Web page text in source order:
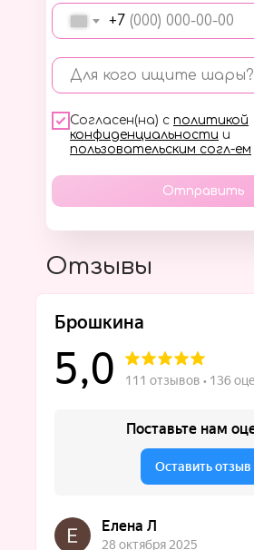
+7
Для кого ищите шары?
Согласен(на) с политикой
конфиденциальности и
пользовательским согл-ем
Отправить
Отзывы